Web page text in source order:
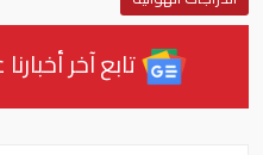
تابع آخر